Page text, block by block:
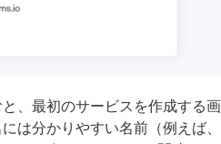
、最初のサービスを作成する画
は分かりやすい名前（例えば、